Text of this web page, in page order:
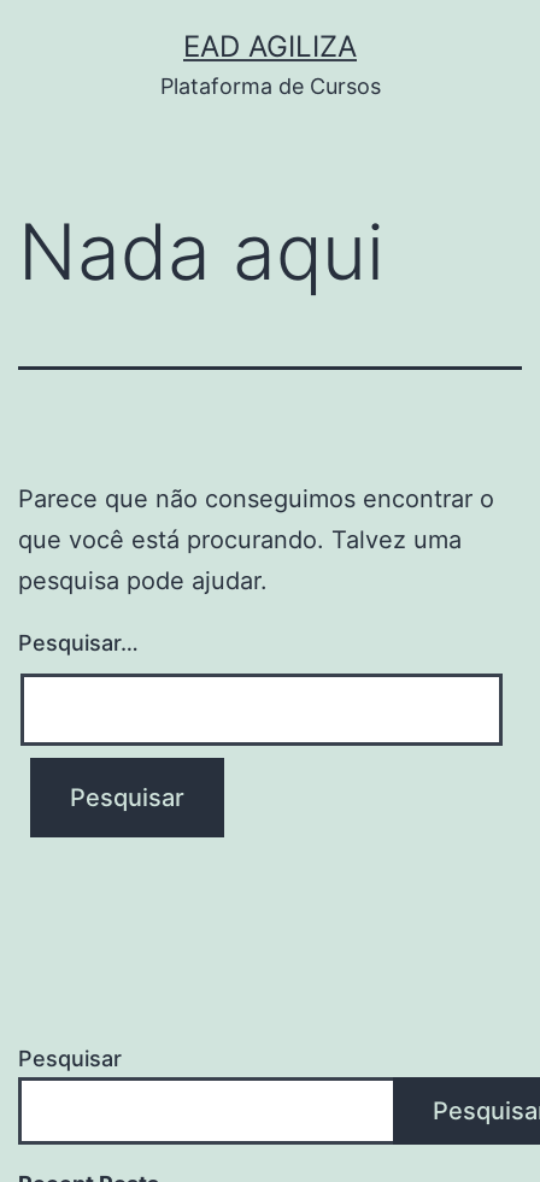
EAD AGILIZA
Plataforma de Cursos
Nada aqui
Parece que não conseguimos encontrar o
que você está procurando. Talvez uma
pesquisa pode ajudar.
Pesquisar…
Pesquisar